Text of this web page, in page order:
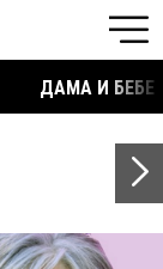
ДАМА И БЕБЕ